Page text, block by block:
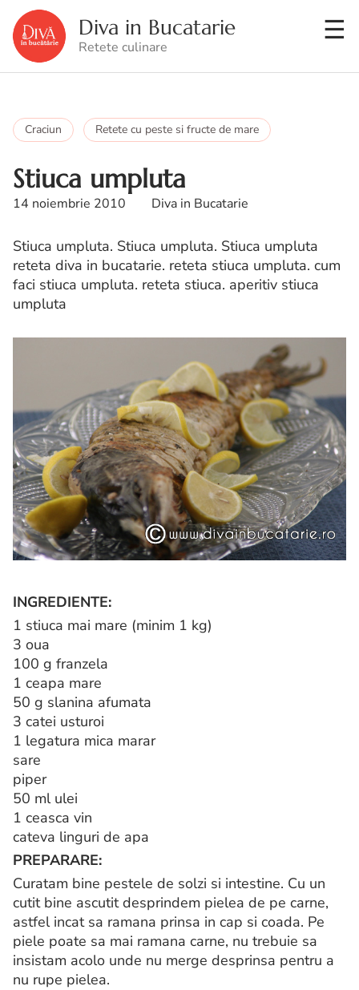
Diva in Bucatarie
Retete culinare
Craciun Retete cu peste si fructe de mare
Stiuca umpluta
14 noiembrie 2010 Diva in Bucatarie
Stiuca umpluta. Stiuca umpluta. Stiuca umpluta
reteta diva in bucatarie. reteta stiuca umpluta. cum
faci stiuca umpluta. reteta stiuca. aperitiv stiuca
umpluta
INGREDIENTE:
1 stiuca mai mare (minim 1 kg)
3 oua
100 g franzela
1 ceapa mare
50 g slanina afumata
3 catei usturoi
1 legatura mica marar
sare
piper
50 ml ulei
1 ceasca vin
cateva linguri de apa
PREPARARE:
Curatam bine pestele de solzi si intestine. Cu un
cutit bine ascutit desprindem pielea de pe carne,
astfel incat sa ramana prinsa in cap si coada. Pe
piele poate sa mai ramana carne, nu trebuie sa
insistam acolo unde nu merge desprinsa pentru a
nu rupe pielea.